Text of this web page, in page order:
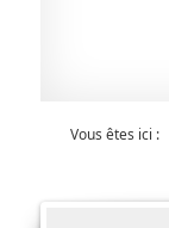
Vous êtes ici :